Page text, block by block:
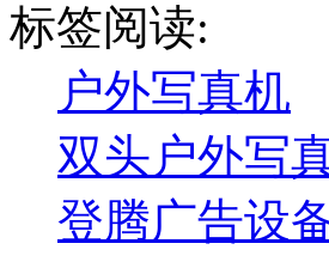
标签阅读:
户外写真机
双头户外写
登腾广告设